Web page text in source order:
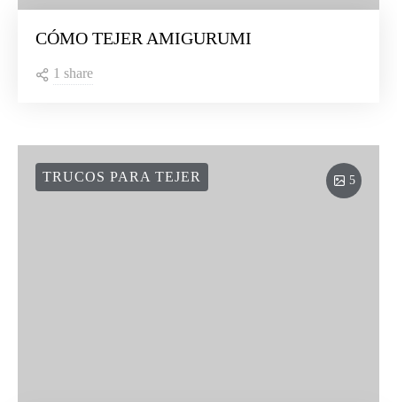
CÓMO TEJER AMIGURUMI
1 share
5
TRUCOS PARA TEJER